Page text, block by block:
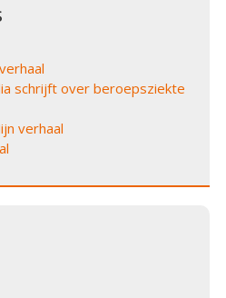
schrijft over beroepsziekte
verhaal